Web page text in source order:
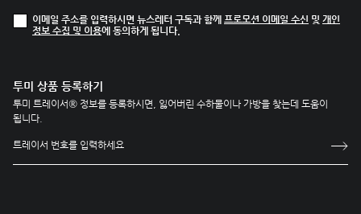
이메일 주소를 입력하시면 뉴스레터 구독과 함께 프로모션 이메일 수신 및 개인
정보 수집 및 이용에 동의하게 됩니다.
투미 상품 등록하기
투미 트레이서® 정보를 등록하시면, 잃어버린 수하물이나 가방을 찾는데 도움이
됩니다.